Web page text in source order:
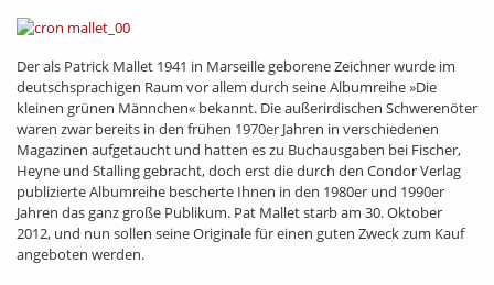
Der als Patrick Mallet 1941 in Marseille geborene Zeichner wurde im
deutschsprachigen Raum vor allem durch seine Albumreihe »Die
kleinen grünen Männchen« bekannt. Die außerirdischen Schwerenöter
waren zwar bereits in den frühen 1970er Jahren in verschiedenen
Magazinen aufgetaucht und hatten es zu Buchausgaben bei Fischer,
Heyne und Stalling gebracht, doch erst die durch den Condor Verlag
publizierte Albumreihe bescherte Ihnen in den 1980er und 1990er
Jahren das ganz große Publikum. Pat Mallet starb am 30. Oktober
2012, und nun sollen seine Originale für einen guten Zweck zum Kauf
angeboten werden.